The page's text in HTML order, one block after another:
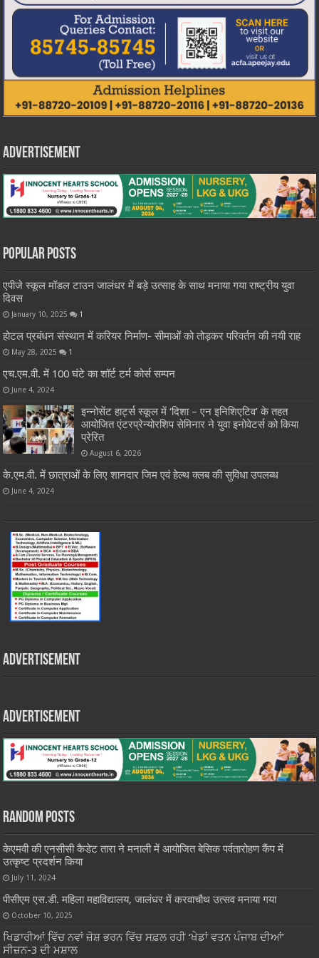
Advertisement
Popular Posts
एपीजे स्कूल मॉडल टाउन जालंधर में बड़े उत्साह के साथ मनाया गया राष्ट्रीय युवा
दिवस
January 10, 2025 1
होटल प्रबंधन संस्थान में करियर निर्माण- सीमाओं को तोड़कर परिवर्तन की नयी राह
May 28, 2025 1
एच.एम.वी. में 100 घंटे का शॉर्ट टर्म कोर्स सम्पन
June 4, 2024
इन्नोसेंट हार्ट्स स्कूल में ‘दिशा – एन इनिशिएटिव’ के तहत
आयोजित एंटरप्रेन्योरशिप सेमिनार ने युवा इनोवेटर्स को किया
प्रेरित
August 6, 2026
के.एम.वी. में छात्राओं के लिए शानदार जिम एवं हेल्थ क्लब की सुविधा उपलब्ध
June 4, 2024
Advertisement
Advertisement
Random Posts
केएमवी की एनसीसी कैडेट तारा ने मनाली में आयोजित बेसिक पर्वतारोहण कैंप में
उत्कृष्ट प्रदर्शन किया
July 11, 2024
पीसीएम एस.डी. महिला महाविद्यालय, जालंधर में करवाचौथ उत्सव मनाया गया
October 10, 2025
ਖਿਡਾਰੀਆਂ ਵਿੱਚ ਨਵਾਂ ਜ਼ੋਸ਼ ਭਰਨ ਵਿੱਚ ਸਫ਼ਲ ਰਹੀ ‘ਖੇਡਾਂ ਵਤਨ ਪੰਜਾਬ ਦੀਆਂ’
ਸੀਜ਼ਨ-3 ਦੀ ਮਸ਼ਾਲ